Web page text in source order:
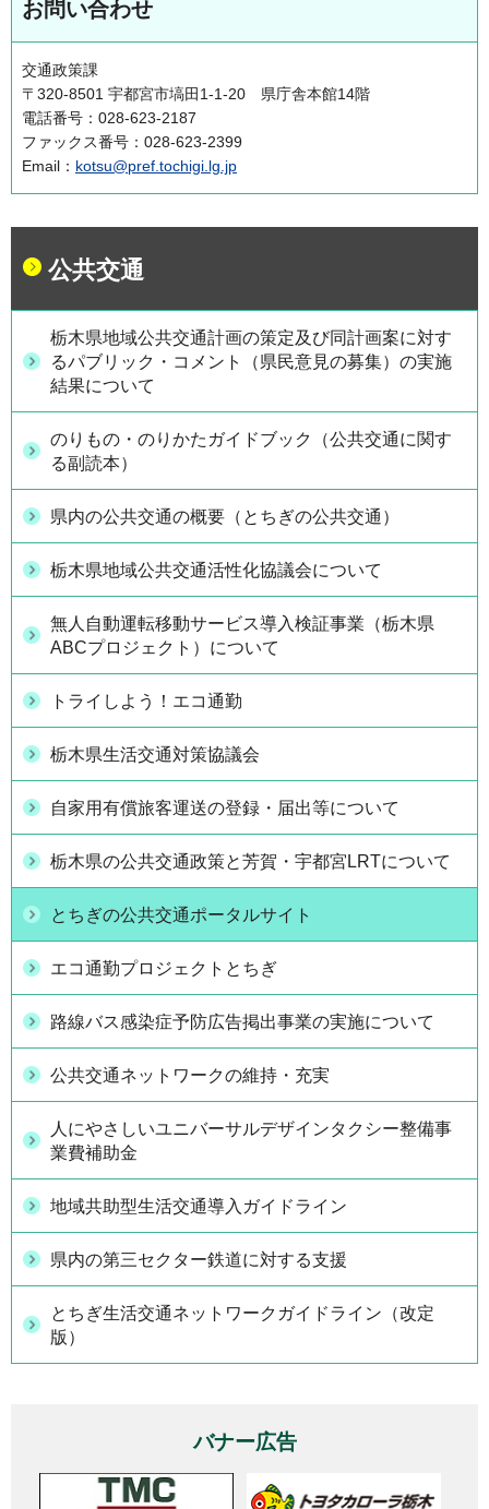
お問い合わせ
交通政策課
〒320-8501 宇都宮市塙田1-1-20 県庁舎本館14階
電話番号：028-623-2187
ファックス番号：028-623-2399
Email： kotsu@pref.tochigi.lg.jp
公共交通
栃木県地域公共交通計画の策定及び同計画案に対す
るパブリック・コメント（県民意見の募集）の実施
結果について
のりもの・のりかたガイドブック（公共交通に関す
る副読本）
県内の公共交通の概要（とちぎの公共交通）
栃木県地域公共交通活性化協議会について
無人自動運転移動サービス導入検証事業（栃木県
ABCプロジェクト）について
トライしよう！エコ通勤
栃木県生活交通対策協議会
自家用有償旅客運送の登録・届出等について
栃木県の公共交通政策と芳賀・宇都宮LRTについて
とちぎの公共交通ポータルサイト
エコ通勤プロジェクトとちぎ
路線バス感染症予防広告掲出事業の実施について
公共交通ネットワークの維持・充実
人にやさしいユニバーサルデザインタクシー整備事
業費補助金
地域共助型生活交通導入ガイドライン
県内の第三セクター鉄道に対する支援
とちぎ生活交通ネットワークガイドライン（改定
版）
バナー広告